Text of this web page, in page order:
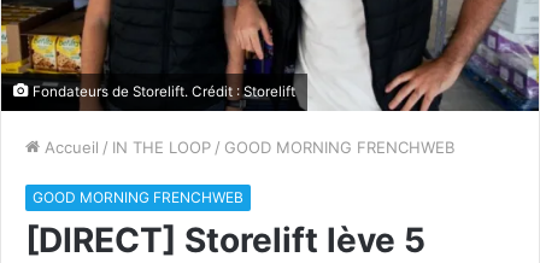
Fondateurs de Storelift. Crédit : Storelift
Accueil / IN THE LOOP / GOOD MORNING FRENCHWEB
GOOD MORNING FRENCHWEB
[DIRECT] Storelift lève 5